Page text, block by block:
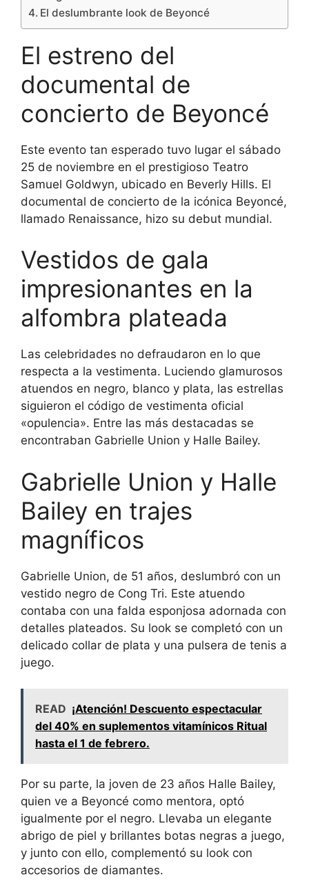
El deslumbrante look de Beyoncé
El estreno del
documental de
concierto de Beyoncé
Este evento tan esperado tuvo lugar el sábado
25 de noviembre en el prestigioso Teatro
Samuel Goldwyn, ubicado en Beverly Hills. El
documental de concierto de la icónica Beyoncé,
llamado Renaissance, hizo su debut mundial.
Vestidos de gala
impresionantes en la
alfombra plateada
Las celebridades no defraudaron en lo que
respecta a la vestimenta. Luciendo glamurosos
atuendos en negro, blanco y plata, las estrellas
siguieron el código de vestimenta oficial
«opulencia». Entre las más destacadas se
encontraban Gabrielle Union y Halle Bailey.
Gabrielle Union y Halle
Bailey en trajes
magníficos
Gabrielle Union, de 51 años, deslumbró con un
vestido negro de Cong Tri. Este atuendo
contaba con una falda esponjosa adornada con
detalles plateados. Su look se completó con un
delicado collar de plata y una pulsera de tenis a
juego.
READ ¡Atención! Descuento espectacular
del 40% en suplementos vitamínicos Ritual
hasta el 1 de febrero.
Por su parte, la joven de 23 años Halle Bailey,
quien ve a Beyoncé como mentora, optó
igualmente por el negro. Llevaba un elegante
abrigo de piel y brillantes botas negras a juego,
y junto con ello, complementó su look con
accesorios de diamantes.